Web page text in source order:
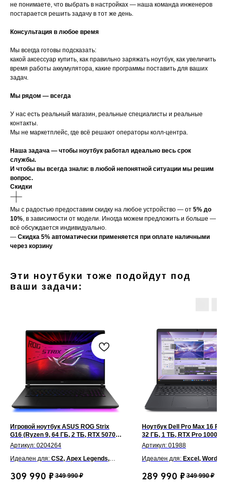
не понимаете, что выбрать в настройках — наша команда инженеров
постарается решить задачу в тот же день.
Консультация в любое время
Мы всегда готовы подсказать:
какой аксессуар купить, как правильно заряжать ноутбук, как увеличить
время работы аккумулятора, какие программы поставить для ваших
задач.
Мы рядом — всегда
У нас есть реальный магазин, реальные специалисты и реальные
контакты.
Мы не маркетплейс, где всё решают операторы колл-центра.
Наша задача — чтобы ноутбук работал идеально весь срок
службы.
И чтобы вы всегда знали: в любой непонятной ситуации мы решим
вопрос.
Скидки
Мы с радостью предоставим скидку на любое устройство — от 5% до
10%, в зависимости от модели. Иногда можем предложить и больше —
всё обсуждается индивидуально.
— Скидка 5% автоматически применяется при оплате наличными
через корзину
Эти ноутбуки тоже подойдут под
ваши задачи:
Игровой ноутбук ASUS ROG Strix
G16 (Ryzen 9, 64 ГБ, 2 ТБ, RTX 5070
Ti, 165 Гц, Win 11) Серый
Артикул: 0204264
Идеален для: CS2, Apex Legends,
Unity, Unreal Engine 5, Adobe
309 990 ₽ 349 990 ₽
Ноутбук Dell Pro Max 16
32 ГБ, 1 ТБ, RTX Pro 1000,
Серебристый
Артикул: 01988
Идеален для: Excel, Word,
Photoshop, Figma, Premiere
289 990 ₽ 349 990 ₽